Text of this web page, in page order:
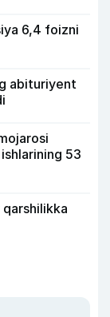
6,4 foizni
abituriyent
53